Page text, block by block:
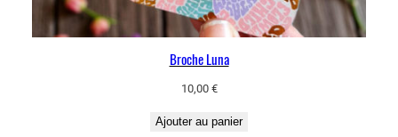
Broche Luna
10,00 €
Ajouter au panier